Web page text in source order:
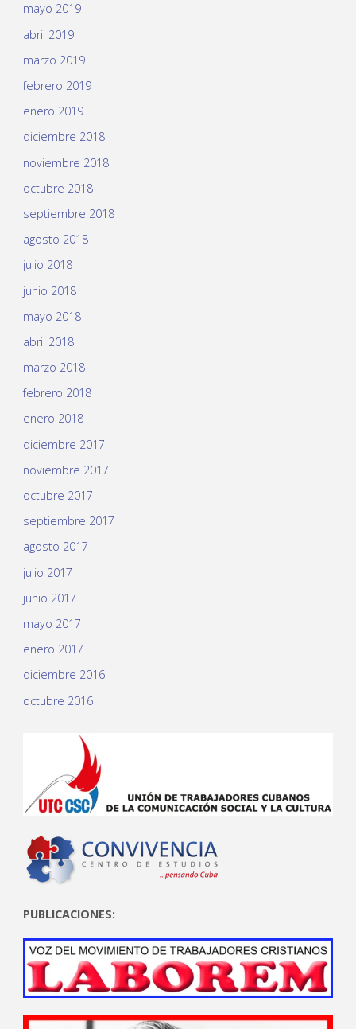
mayo 2019
abril 2019
marzo 2019
febrero 2019
enero 2019
diciembre 2018
noviembre 2018
octubre 2018
septiembre 2018
agosto 2018
julio 2018
junio 2018
mayo 2018
abril 2018
marzo 2018
febrero 2018
enero 2018
diciembre 2017
noviembre 2017
octubre 2017
septiembre 2017
agosto 2017
julio 2017
junio 2017
mayo 2017
enero 2017
diciembre 2016
octubre 2016
PUBLICACIONES: